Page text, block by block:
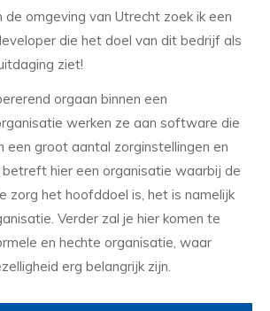
de omgeving van Utrecht zoek ik een
die het doel van dit bedrijf als
ziet!
orgaan binnen een
werken ze aan software die
een groot aantal zorginstellingen en
betreft hier een organisatie waarbij de
zorg het hoofddoel is, het is namelijk
Verder zal je hier komen te
en hechte organisatie, waar
erg belangrijk zijn.